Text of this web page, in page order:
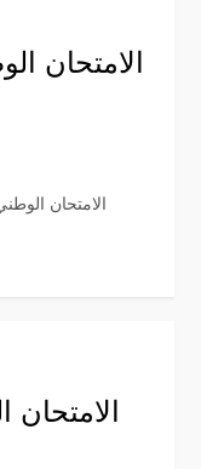
الامتحان الوطني باك 2024 :